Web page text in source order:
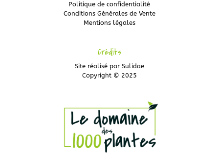
Politique de confidentialité
Conditions Générales de Vente
Mentions légales
Crédits
Site réalisé par Sulidae
Copyright © 2025